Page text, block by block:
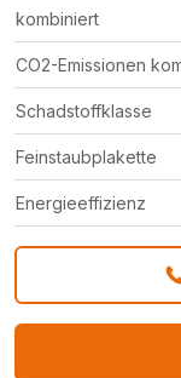
kombiniert
CO2-Emissionen
Schadstoffklasse
Feinstaubplakette
Energieeffizienz